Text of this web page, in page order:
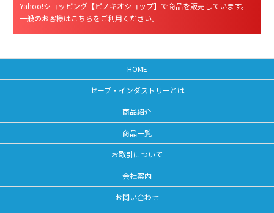
Yahoo!ショッピング【ピノキオショップ】で商品を販売しています。
一般のお客様はこちらをご利用ください。
HOME
セーブ・インダストリーとは
商品紹介
商品一覧
お取引について
会社案内
お問い合わせ